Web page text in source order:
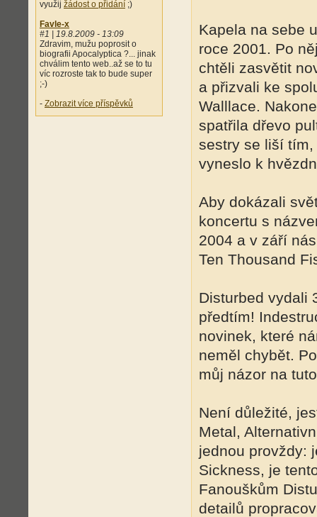
využij žádost o přidání ;)
Favle-x
#1 | 19.8.2009 - 13:09
Zdravim, mužu poprosit o
biografii Apocalyptica ?... jinak
chválim tento web..až se to tu
víc rozroste tak to bude super
;-)
- Zobrazit více příspěvků
Kapela na sebe
roce 2001. Po
chtěli zasvětit
a přizvali ke
Walllace.
spatřila dřevo
sestry se liší
vyneslo k
Aby dokázali
koncertu s
2004 a v září
Ten Thousand
Disturbed vydali
předtím!
novinek, které
neměl chybět.
můj názor na
Není důležité,
Metal,
jednou provždy:
Sickness, je
Fanouškům
detailů